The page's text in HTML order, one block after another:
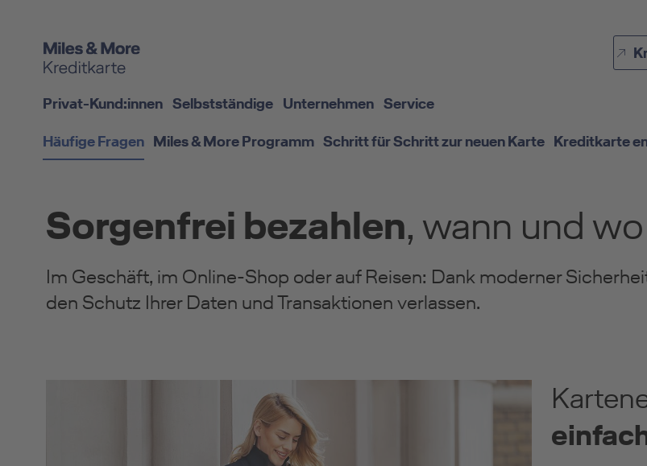
Direkt zur Suche (Enter drücken)
Direkt zum Hauptinhalt (Enter
Privat-Kund:innen Selbstständige Unternehmen Service
Häufige Fragen Miles & More Programm Schritt für Schritt zur neuen Karte Kreditkarte
Sorgenfrei bezahlen, wann und
Im Geschäft, im Online-Shop oder auf Reisen: Dank moderner
den Schutz Ihrer Daten und Transaktionen verlassen.